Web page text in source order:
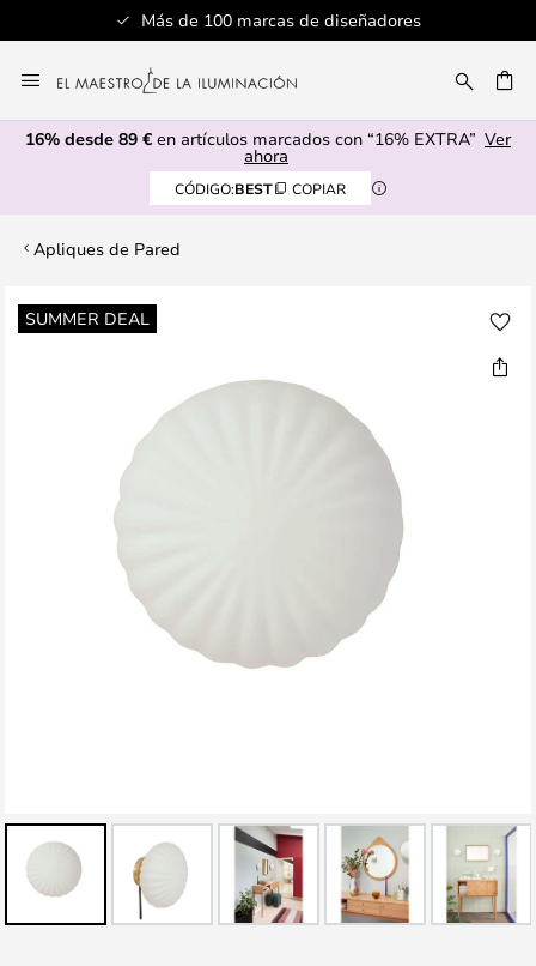
Más de 100 marcas de diseñadores
al
contenido
16% desde 89 € en artículos marcados con “16% EXTRA” Ver
ahora
CÓDIGO:BEST COPIAR
Apliques de Pared
SUMMER DEAL
Saltar
al